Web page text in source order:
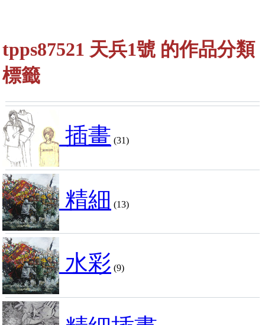
tpps87521 天兵1號 的作品分類
標籤
插畫 (31)
精細 (13)
水彩 (9)